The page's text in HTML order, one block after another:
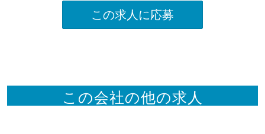
この求人に応募
この会社の他の求人